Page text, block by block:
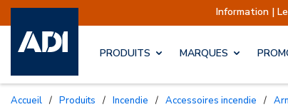
Information | Les expéditions
PRODUITS MARQUES
Accueil / Produits / Incendie / Accessoires incendie /